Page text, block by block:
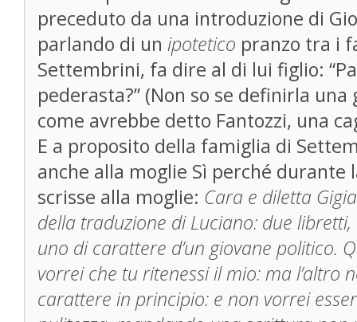
preceduto da una introduzione di
parlando di un ipotetico pranzo tra i
Settembrini, fa dire al di lui figlio:
pederasta?” (Non so se definirla
come avrebbe detto Fantozzi, una
E a proposito della famiglia di
anche alla moglie Sì perché durante
scrisse alla moglie: Cara e diletta
della traduzione di Luciano: due
uno di carattere d’un giovane politico.
vorrei che tu ritenessi il mio: ma l’altro
carattere in principio: e non vorrei